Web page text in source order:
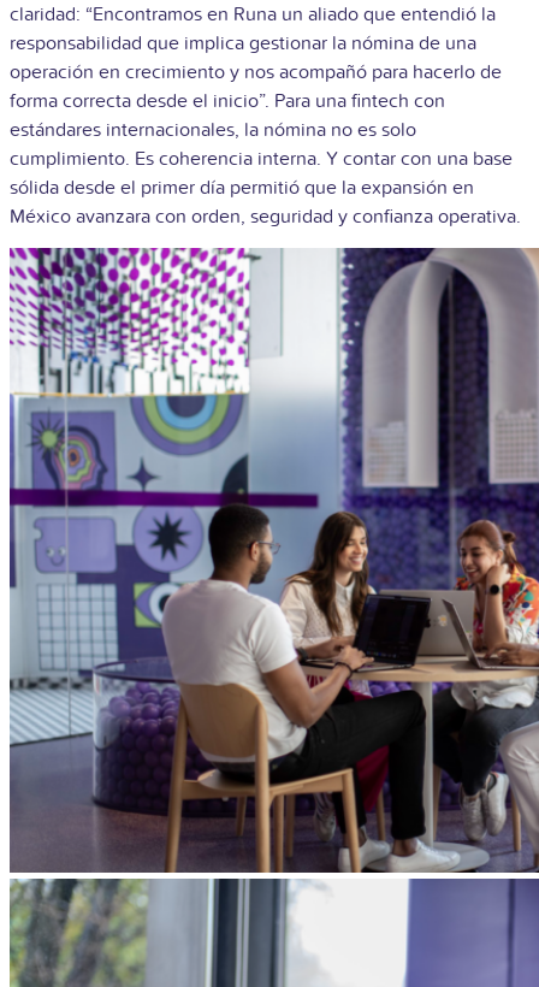
claridad: “Encontramos en Runa un aliado que entendió la
responsabilidad que implica gestionar la nómina de una
operación en crecimiento y nos acompañó para hacerlo de
forma correcta desde el inicio”. Para una fintech con
estándares internacionales, la nómina no es solo
cumplimiento. Es coherencia interna. Y contar con una base
sólida desde el primer día permitió que la expansión en
México avanzara con orden, seguridad y confianza operativa.